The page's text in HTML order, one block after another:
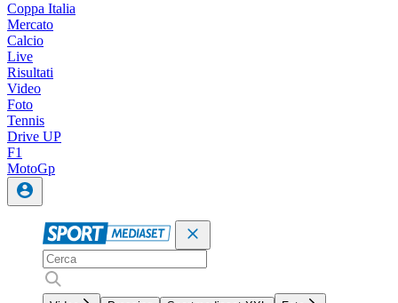
Coppa Italia
Mercato
Calcio
Live
Risultati
Video
Foto
Tennis
Drive UP
F1
MotoGp